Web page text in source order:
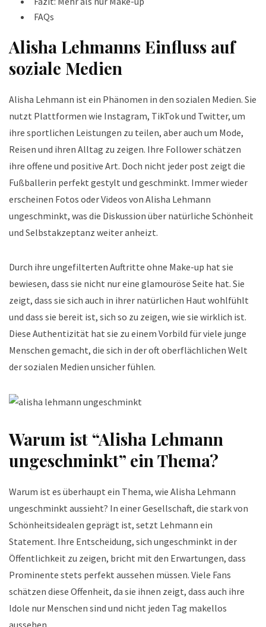
FAQs
Alisha Lehmanns Einfluss auf
soziale Medien
Alisha Lehmann ist ein Phänomen in den sozialen Medien. Sie
nutzt Plattformen wie Instagram, TikTok und Twitter, um
ihre sportlichen Leistungen zu teilen, aber auch um Mode,
Reisen und ihren Alltag zu zeigen. Ihre Follower schätzen
ihre offene und positive Art. Doch nicht jeder post zeigt die
Fußballerin perfekt gestylt und geschminkt. Immer wieder
erscheinen Fotos oder Videos von Alisha Lehmann
ungeschminkt, was die Diskussion über natürliche Schönheit
und Selbstakzeptanz weiter anheizt.
Durch ihre ungefilterten Auftritte ohne Make-up hat sie
bewiesen, dass sie nicht nur eine glamouröse Seite hat. Sie
zeigt, dass sie sich auch in ihrer natürlichen Haut wohlfühlt
und dass sie bereit ist, sich so zu zeigen, wie sie wirklich ist.
Diese Authentizität hat sie zu einem Vorbild für viele junge
Menschen gemacht, die sich in der oft oberflächlichen Welt
der sozialen Medien unsicher fühlen.
Warum ist “Alisha Lehmann
ungeschminkt” ein Thema?
Warum ist es überhaupt ein Thema, wie Alisha Lehmann
ungeschminkt aussieht? In einer Gesellschaft, die stark von
Schönheitsidealen geprägt ist, setzt Lehmann ein
Statement. Ihre Entscheidung, sich ungeschminkt in der
Öffentlichkeit zu zeigen, bricht mit den Erwartungen, dass
Prominente stets perfekt aussehen müssen. Viele Fans
schätzen diese Offenheit, da sie ihnen zeigt, dass auch ihre
Idole nur Menschen sind und nicht jeden Tag makellos
aussehen.